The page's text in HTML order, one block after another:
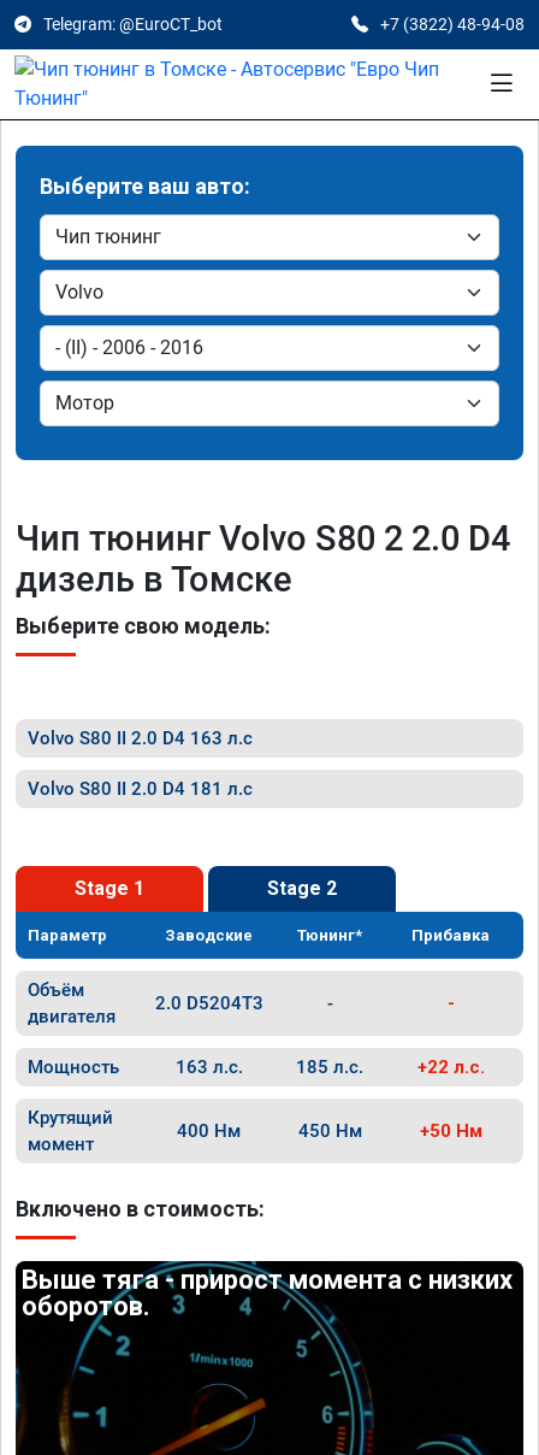
Telegram: @EuroCT_bot +7 (3822) 48-94-08
Выберите ваш авто:
Чип тюнинг Volvo S80 2 2.0 D4
дизель в Томске
Выберите свою модель:
Volvo S80 II 2.0 D4 163 л.с
Volvo S80 II 2.0 D4 181 л.с
Stage 1 Stage 2
Параметр Заводские Тюнинг* Прибавка
Объём
двигателя
2.0 D5204T3 - -
Мощность 163 л.с. 185 л.с. +22 л.с.
Крутящий
момент
400 Нм 450 Нм +50 Нм
Включено в стоимость:
Выше тяга - прирост момента с низких
оборотов.